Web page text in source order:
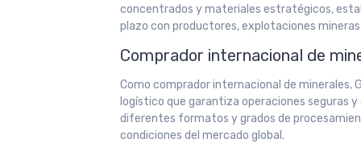
concentrados y materiales estratégicos,
plazo con productores, explotaciones
Comprador internacional de
Como comprador internacional de minerales,
logístico que garantiza operaciones seguras
diferentes formatos y grados de
condiciones del mercado global.